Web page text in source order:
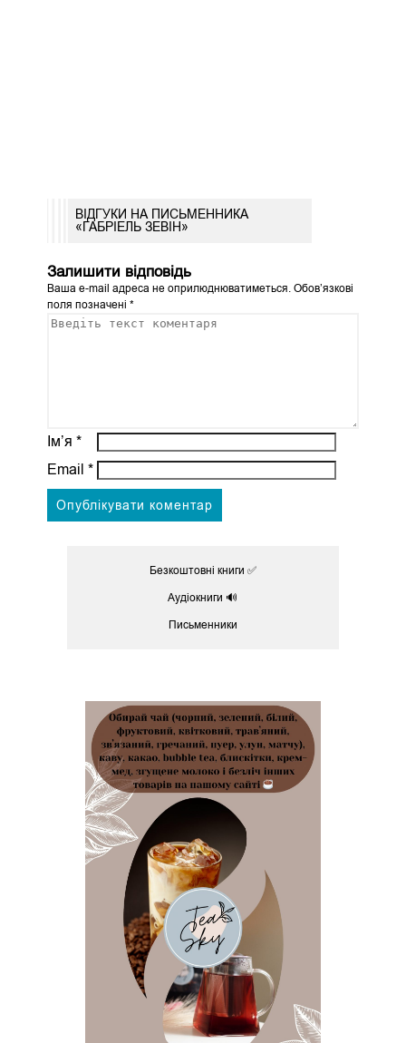
ВІДГУКИ НА ПИСЬМЕННИКА
«ГАБРІЕЛЬ ЗЕВІН»
Залишити відповідь
Ваша e-mail адреса не оприлюднюватиметься. Обов’язкові
поля позначені *
Ім’я *
Email *
Безкоштовні книги ✅
Аудіокниги 🔊
Письменники